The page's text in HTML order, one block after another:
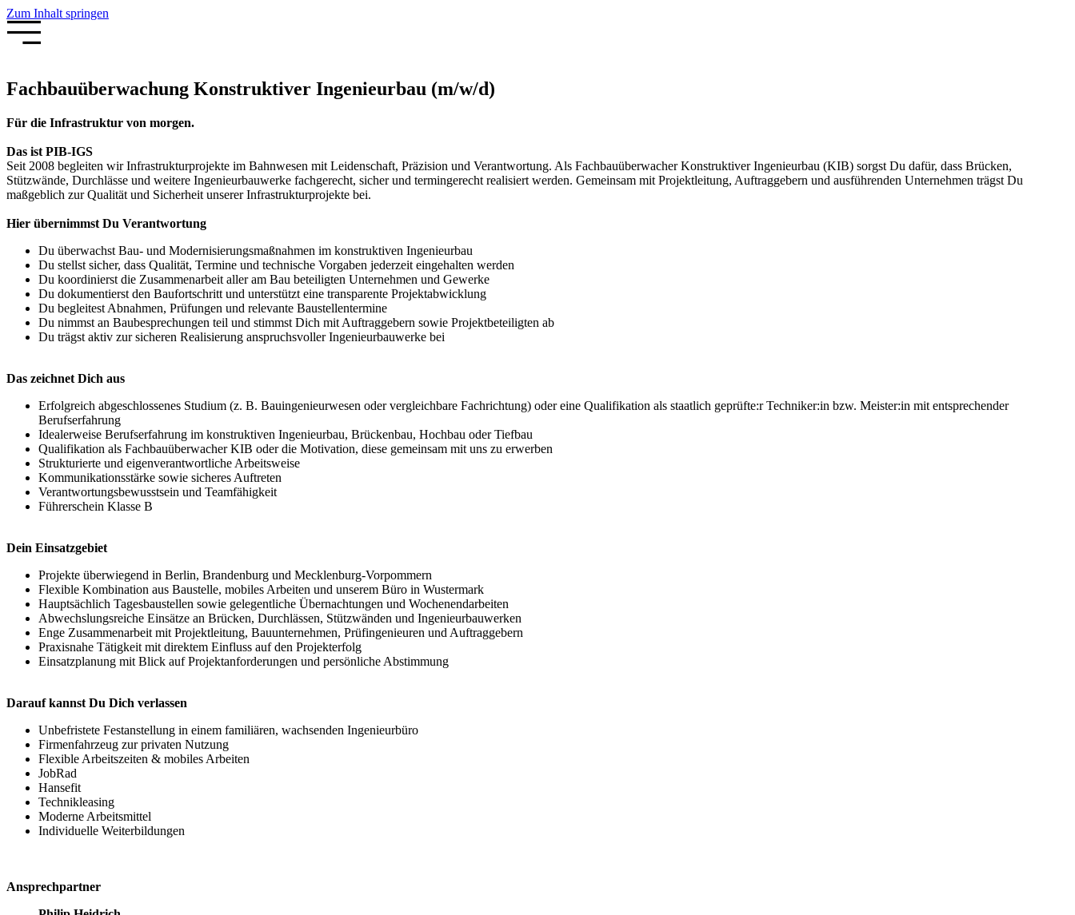
Zum Inhalt springen
Fachbauüberwachung Konstruktiver Ingenieurbau (m/w/d)
Für die Infrastruktur von morgen.
Das ist PIB-IGS
Seit 2008 begleiten wir Infrastrukturprojekte im Bahnwesen mit Leidenschaft, Präzision und Verantwortung. Als Fachbauüberwacher Konstruktiver Ingenieurbau (KIB) sorgst Du dafür, dass Brücken,
Stützwände, Durchlässe und weitere Ingenieurbauwerke fachgerecht, sicher und termingerecht realisiert werden. Gemeinsam mit Projektleitung, Auftraggebern und ausführenden Unternehmen trägst Du
maßgeblich zur Qualität und Sicherheit unserer Infrastrukturprojekte bei.
Hier übernimmst Du Verantwortung
Du überwachst Bau- und Modernisierungsmaßnahmen im konstruktiven Ingenieurbau
Du stellst sicher, dass Qualität, Termine und technische Vorgaben jederzeit eingehalten werden
Du koordinierst die Zusammenarbeit aller am Bau beteiligten Unternehmen und Gewerke
Du dokumentierst den Baufortschritt und unterstützt eine transparente Projektabwicklung
Du begleitest Abnahmen, Prüfungen und relevante Baustellentermine
Du nimmst an Baubesprechungen teil und stimmst Dich mit Auftraggebern sowie Projektbeteiligten ab
Du trägst aktiv zur sicheren Realisierung anspruchsvoller Ingenieurbauwerke bei
Das zeichnet Dich aus
Erfolgreich abgeschlossenes Studium (z. B. Bauingenieurwesen oder vergleichbare Fachrichtung) oder eine Qualifikation als staatlich geprüfte:r Techniker:in bzw. Meister:in mit entsprechender
Berufserfahrung
Idealerweise Berufserfahrung im konstruktiven Ingenieurbau, Brückenbau, Hochbau oder Tiefbau
Qualifikation als Fachbauüberwacher KIB oder die Motivation, diese gemeinsam mit uns zu erwerben
Strukturierte und eigenverantwortliche Arbeitsweise
Kommunikationsstärke sowie sicheres Auftreten
Verantwortungsbewusstsein und Teamfähigkeit
Führerschein Klasse B
Dein Einsatzgebiet
Projekte überwiegend in Berlin, Brandenburg und Mecklenburg-Vorpommern
Flexible Kombination aus Baustelle, mobiles Arbeiten und unserem Büro in Wustermark
Hauptsächlich Tagesbaustellen sowie gelegentliche Übernachtungen und Wochenendarbeiten
Abwechslungsreiche Einsätze an Brücken, Durchlässen, Stützwänden und Ingenieurbauwerken
Enge Zusammenarbeit mit Projektleitung, Bauunternehmen, Prüfingenieuren und Auftraggebern
Praxisnahe Tätigkeit mit direktem Einfluss auf den Projekterfolg
Einsatzplanung mit Blick auf Projektanforderungen und persönliche Abstimmung
Darauf kannst Du Dich verlassen
Unbefristete Festanstellung in einem familiären, wachsenden Ingenieurbüro
Firmenfahrzeug zur privaten Nutzung
Flexible Arbeitszeiten & mobiles Arbeiten
JobRad
Hansefit
Technikleasing
Moderne Arbeitsmittel
Individuelle Weiterbildungen
Ansprechpartner